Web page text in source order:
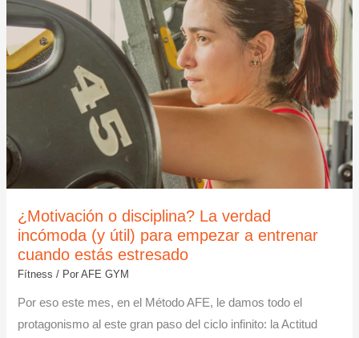
¿Motivación o disciplina? La verdad
incómoda (y útil) para empezar a entrenar
cuando estás estresado
Fítness / PorAFE GYM
Por eso este mes, en el Método AFE, le damos todo el
protagonismo al este gran paso del ciclo infinito: la Actitud
VERDAD
INCÓMODA
(Y
ÚTIL)
PARA
EMPEZAR
A
ENTRENAR
CUANDO
ESTÁS
ESTRESADO